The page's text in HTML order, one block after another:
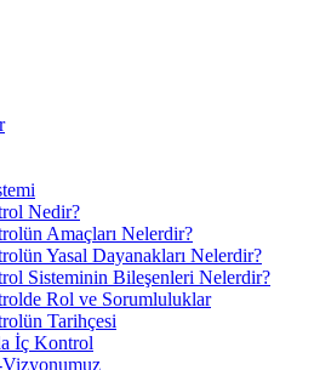
Nedir?
Amaçları Nelerdir?
Yasal Dayanakları Nelerdir?
Sisteminin Bileşenleri Nelerdir?
Rol ve Sorumluluklar
Tarihçesi
İç Kontrol